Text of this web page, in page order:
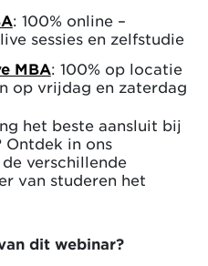
: 100% online –
sessies en zelfstudie
MBA: 100% op locatie
op vrijdag en zaterdag
het beste aansluit bij
Ontdek in ons
verschillende
van studeren het
dit webinar?